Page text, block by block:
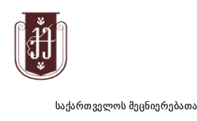
საქართველოს